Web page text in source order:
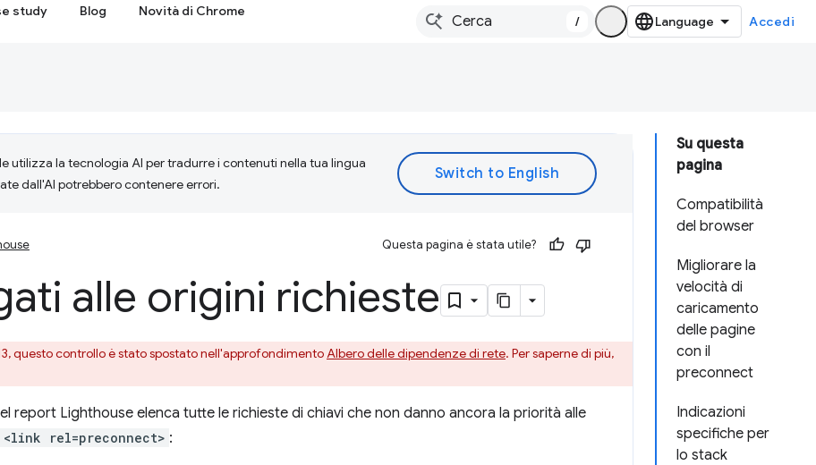
study Blog Novità di Chrome
/ Accedi
Su questa
pagina
Compatibilità
del browser
Migliorare la
velocità di
caricamento
delle pagine
con il
preconnect
Indicazioni
specifiche per
lo stack
utilizza la tecnologia AI per tradurre i contenuti nella tua lingua
dall'AI potrebbero contenere errori.
Questa pagina è stata utile?
alle origini richieste
questo controllo è stato spostato nell'approfondimentoAlbero delle dipendenze di rete. Per saperne di più,
report Lighthouse elenca tutte le richieste di chiavi che non danno ancora la priorità alle
<link rel=preconnect> :